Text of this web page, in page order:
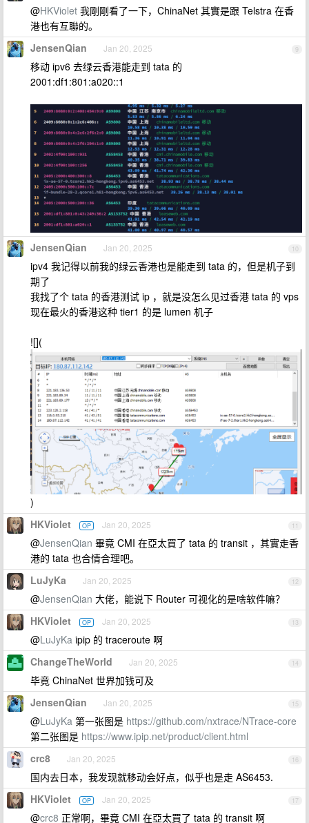
@HKViolet 我剛剛看了一下，ChinaNet 其實是跟 Telstra 在香
港也有互聯的。
9
JensenQian Jan 20, 2025
移动 ipv6 去绿云香港能走到 tata 的
2001:df1:801:a020::1
10
JensenQian Jan 20, 2025
ipv4 我记得以前我的绿云香港也是能走到 tata 的，但是机子到
期了
我找了个 tata 的香港测试 ip ，就是没怎么见过香港 tata 的 vps
现在最火的香港这种 tier1 的是 lumen 机子
![](
)
11
HKViolet OP Jan 20, 2025
@JensenQian 畢竟 CMI 在亞太買了 tata 的 transit ，其實走香
港的 tata 也合情合理吧。
12
LuJyKa Jan 20, 2025
@JensenQian 大佬，能说下 Router 可视化的是啥软件嘛？
13
HKViolet OP Jan 20, 2025
@LuJyKa ipip 的 traceroute 啊
14
ChangeTheWorld Jan 20, 2025
毕竟 ChinaNet 世界加钱可及
15
JensenQian Jan 20, 2025
@LuJyKa 第一张图是 https://github.com/nxtrace/NTrace-core
第二张图是 https://www.ipip.net/product/client.html
16
crc8 Jan 20, 2025
国内去日本，我发现就移动会好点，似乎也是走 AS6453.
17
HKViolet OP Jan 20, 2025
@crc8 正常啊，畢竟 CMI 在亞太買了 tata 的 transit 啊